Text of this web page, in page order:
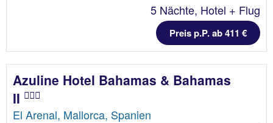
5 Nächte, Hotel + Flug
Preis p.P. ab 411 €
Azuline Hotel Bahamas & Bahamas
II
El Arenal, Mallorca, Spanien